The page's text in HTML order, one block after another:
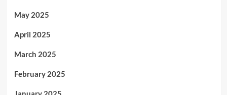
May 2025
April 2025
March 2025
February 2025